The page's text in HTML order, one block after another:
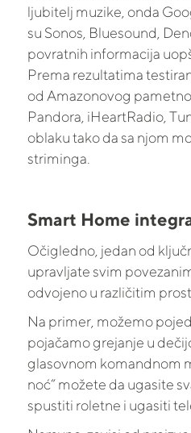
ljubitelj muzike, onda
su Sonos, Bluesound,
povratnih informacija
Prema rezultatima
od Amazonovog
Pandora, iHeartRadio,
oblaku tako da sa njom
striminga.
Smart Home
Očigledno, jedan od
upravljate svim
odvojeno u različitim
Na primer, možemo
pojačamo grejanje u
glasovnom komandnom
noć“ možete da ugasite
spustiti roletne i ugasiti